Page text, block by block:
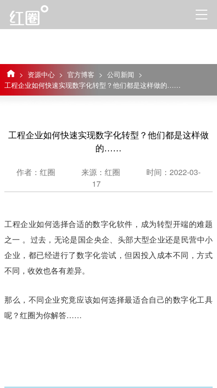
> 资源中心 > 官方博客 > 公司新闻 >
工程企业如何快速实现数字化转型？他们都是这样做的……
工程企业如何快速实现数字化转型？他们都是这样做
的……
作者：红圈 来源：红圈
时间：2022-03-
17
工程企业如何选择合适的数字化软件，成为转型开端的难题
之一 。过去，无论是国企央企、头部大型企业还是民营中小
企业，都已经进行了数字化尝试，但因投入成本不同，方式
不同，收效也各有差异。
那么，不同企业究竟应该如何选择最适合自己的数字化工具
呢？红圈为你解答……